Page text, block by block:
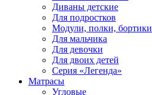
Диваны детские
Для подростков
Модули, полки, бортики
Для мальчика
Для девочки
Для двоих детей
Серия «Легенда»
Матрасы
Угловые